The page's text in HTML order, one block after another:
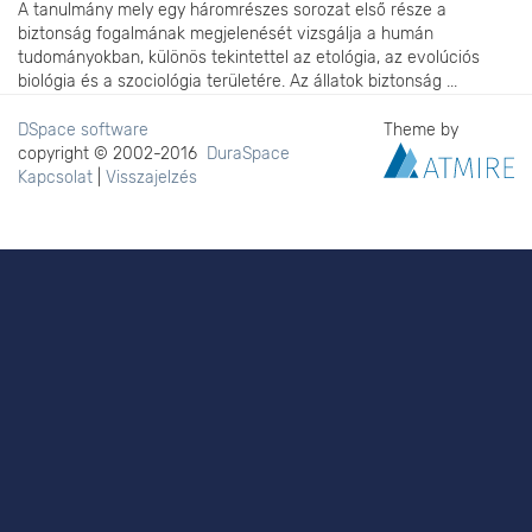
A tanulmány mely egy háromrészes sorozat első része a
biztonság fogalmának megjelenését vizsgálja a humán
tudományokban, különös tekintettel az etológia, az evolúciós
biológia és a szociológia területére. Az állatok biztonság ...
DSpace software
copyright © 2002-2016 DuraSpace
Kapcsolat
Visszajelzés
Theme by